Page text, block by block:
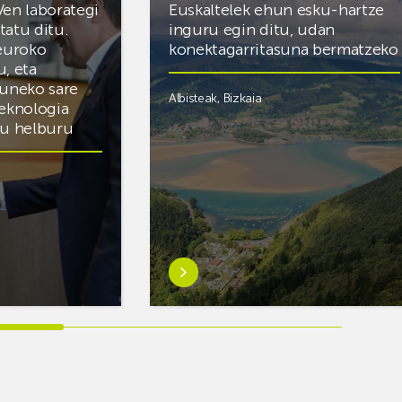
laborategi
ditu.
eta
sare
helburu
Euskaltelek ehun esku-hartze
inguru egin ditu, udan
konektagarritasuna bermatzeko
Albisteak, Bizkaia
Ezagutu
gehiago:Euskaltelek
ehun
esku-